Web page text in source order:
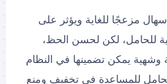
مزعجًا للغاية ويؤثر على
للحامل، لكن لحسن الحظ،
وشهية يمكن تضمينها في النظام
للمساعدة في تخفيف ومنع